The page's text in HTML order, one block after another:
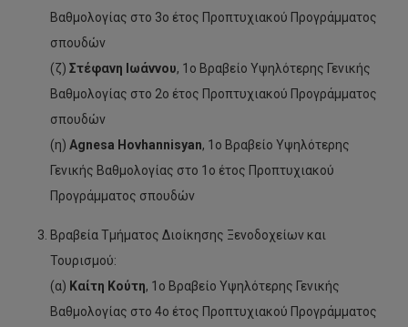
Βαθμολογίας στο 3ο έτος Προπτυχιακού Προγράμματος
σπουδών
(ζ) Στέφανη Ιωάννου, 1ο Βραβείο Υψηλότερης Γενικής
Βαθμολογίας στο 2ο έτος Προπτυχιακού Προγράμματος
σπουδών
(η) Agnesa Hovhannisyan, 1ο Βραβείο Υψηλότερης
Γενικής Βαθμολογίας στο 1ο έτος Προπτυχιακού
Προγράμματος σπουδών
Βραβεία Τμήματος Διοίκησης Ξενοδοχείων και
Τουρισμού:
(α) Καίτη Κούτη, 1ο Βραβείο Υψηλότερης Γενικής
Βαθμολογίας στο 4ο έτος Προπτυχιακού Προγράμματος